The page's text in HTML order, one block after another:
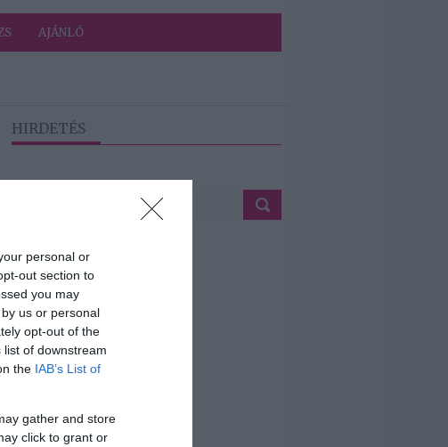
personal or
out section to
you may
us or personal
opt-out of the
of downstream
the IAB’s List of
gather and store
click to grant or
AJÁNLÓ
HIRDETÉS